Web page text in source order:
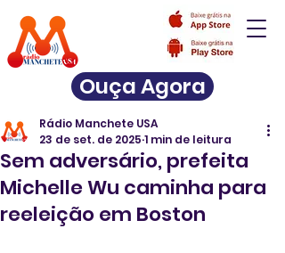
Ouça Agora
Sem adversário, prefeita
Michelle Wu caminha para
reeleição em Boston
Rádio Manchete USA
23 de set. de 2025 1 min de leitura